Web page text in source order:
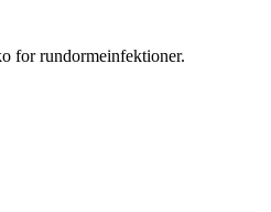
for rundormeinfektioner.